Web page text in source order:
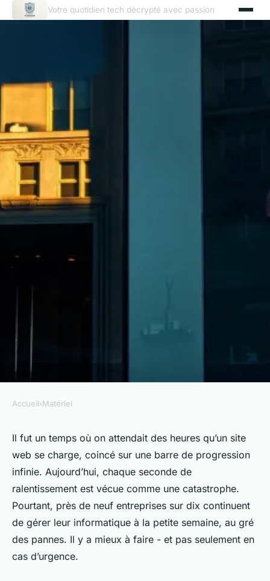
Votre quotidien tech décrypté avec passion
5 raisons de choisir la
maintenance informatique à
Paris
Séraphine •02/04/2026 18:40•8 min de lecture
Accueil›Matériel
Il fut un temps où on attendait des heures qu’un site
web se charge, coincé sur une barre de progression
infinie. Aujourd’hui, chaque seconde de
ralentissement est vécue comme une catastrophe.
Pourtant, près de neuf entreprises sur dix continuent
de gérer leur informatique à la petite semaine, au gré
des pannes. Il y a mieux à faire - et pas seulement en
cas d’urgence.